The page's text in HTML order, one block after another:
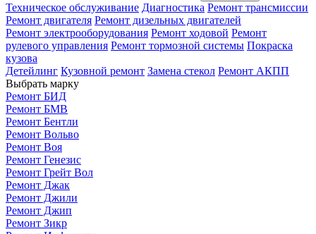
Техническое обслуживание Диагностика Ремонт трансмиссии
Ремонт двигателя Ремонт дизельных двигателей
Ремонт электрооборудования Ремонт ходовой Ремонт
рулевого управления Ремонт тормозной системы Покраска
кузова
Детейлинг Кузовной ремонт Замена стекол Ремонт АКПП
Выбрать марку
Ремонт БИД
Ремонт БМВ
Ремонт Бентли
Ремонт Вольво
Ремонт Воя
Ремонт Генезис
Ремонт Грейт Вол
Ремонт Джак
Ремонт Джили
Ремонт Джип
Ремонт Зикр